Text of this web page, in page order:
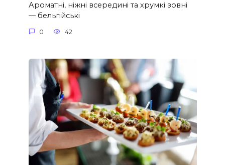
Ароматні, ніжні всередині та хрумкі зовні
— бельгійські
0 42